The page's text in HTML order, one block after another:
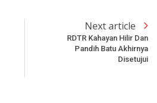
Next article
RDTR Kahayan Hilir Dan
Pandih Batu Akhirnya
Disetujui